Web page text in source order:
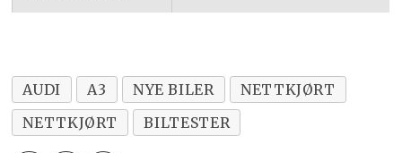
AUDI A3 NYE BILER
NETTKJØRT
NETTKJØRT
BILTESTER